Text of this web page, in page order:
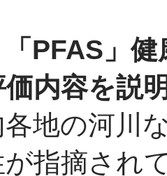
PFAS」健
価内容を説
地の河川
指摘され